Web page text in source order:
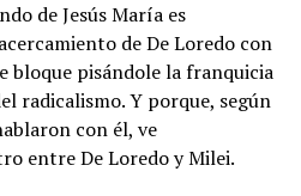
de Jesús María es
de De Loredo con
bloque pisándole la franquicia
radicalismo. Y porque, según
con él, ve
entre De Loredo y Milei.